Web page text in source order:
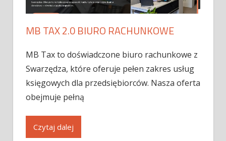
MB TAX 2.0 BIURO RACHUNKOWE
MB Tax to doświadczone biuro rachunkowe z
Swarzędza, które oferuje pełen zakres usług
księgowych dla przedsiębiorców. Nasza oferta
obejmuje pełną
Czytaj dalej